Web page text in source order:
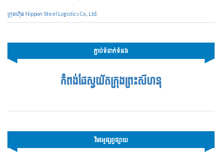
ក្រុមហ៊ុន Nippon Steel Logistics Co., Ltd.
ភ្ជាប់ទំនាក់ទំនង
កំពង់ផែស្វយ័តក្រុងព្រះសីហនុ
វីដេអូផ្សព្វផ្សាយ